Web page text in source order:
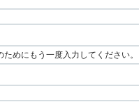
めにもう一度入力してください。